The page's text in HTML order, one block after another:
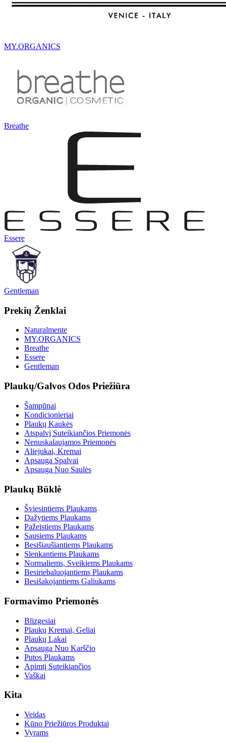
MY.ORGANICS
Breathe
Essere
Gentleman
Prekių Ženklai
Naturalmente
MY.ORGANICS
Breathe
Essere
Gentleman
Plaukų/Galvos Odos Priežiūra
Šampūnai
Kondicionieriai
Plaukų Kaukės
Atspalvį Suteikiančios Priemonės
Nenuskalaujamos Priemonės
Aliejukai, Kremai
Apsauga Spalvai
Apsauga Nuo Saulės
Plaukų Būklė
Šviesintiems Plaukams
Dažytiems Plaukams
Pažeistiems Plaukams
Sausiems Plaukams
Besišiaušiantiems Plaukams
Slenkantiems Plaukams
Normaliems, Sveikiems Plaukams
Besiriebaluojantiems Plaukams
Besišakojantiems Galiukams
Formavimo Priemonės
Blizgesiai
Plaukų Kremai, Geliai
Plaukų Lakai
Apsauga Nuo Karščio
Putos Plaukams
Apimtį Suteikiančios
Vaškai
Kita
Veidas
Kūno Priežiūros Produktai
Vyrams